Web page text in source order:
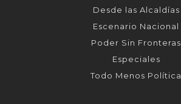
Desde las Alcaldías
Escenario Nacional
Poder Sin Fronteras
Especiales
Todo Menos Política